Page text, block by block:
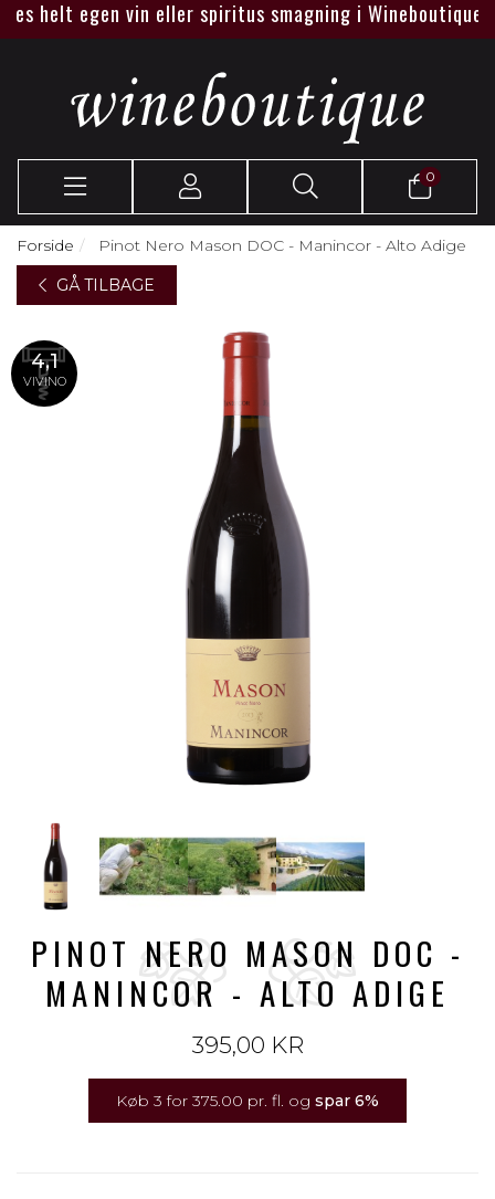
egen vin eller spiritus smagning i Wineboutique
0
Forside
Pinot Nero Mason DOC - Manincor - Alto Adige
GÅ TILBAGE
4,1
VIVINO
PINOT NERO MASON DOC -
MANINCOR - ALTO ADIGE
395,00 KR
Køb 3 for 375.00 pr. fl. og spar 6%